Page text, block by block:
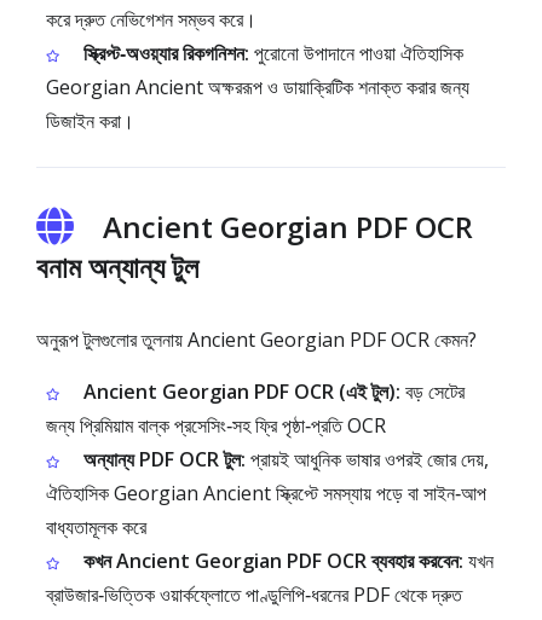
করে দ্রুত নেভিগেশন সম্ভব করে।
স্ক্রিপ্ট‑অওয়্যার রিকগনিশন: পুরোনো উপাদানে পাওয়া ঐতিহাসিক
Georgian Ancient অক্ষররূপ ও ডায়াক্রিটিক শনাক্ত করার জন্য
ডিজাইন করা।
Ancient Georgian PDF OCR
বনাম অন্যান্য টুল
অনুরূপ টুলগুলোর তুলনায় Ancient Georgian PDF OCR কেমন?
Ancient Georgian PDF OCR (এই টুল): বড় সেটের
জন্য প্রিমিয়াম বাল্ক প্রসেসিং‑সহ ফ্রি পৃষ্ঠা‑প্রতি OCR
অন্যান্য PDF OCR টুল: প্রায়ই আধুনিক ভাষার ওপরই জোর দেয়,
ঐতিহাসিক Georgian Ancient স্ক্রিপ্টে সমস্যায় পড়ে বা সাইন‑আপ
বাধ্যতামূলক করে
কখন Ancient Georgian PDF OCR ব্যবহার করবেন: যখন
ব্রাউজার‑ভিত্তিক ওয়ার্কফ্লোতে পাণ্ডুলিপি‑ধরনের PDF থেকে দ্রুত